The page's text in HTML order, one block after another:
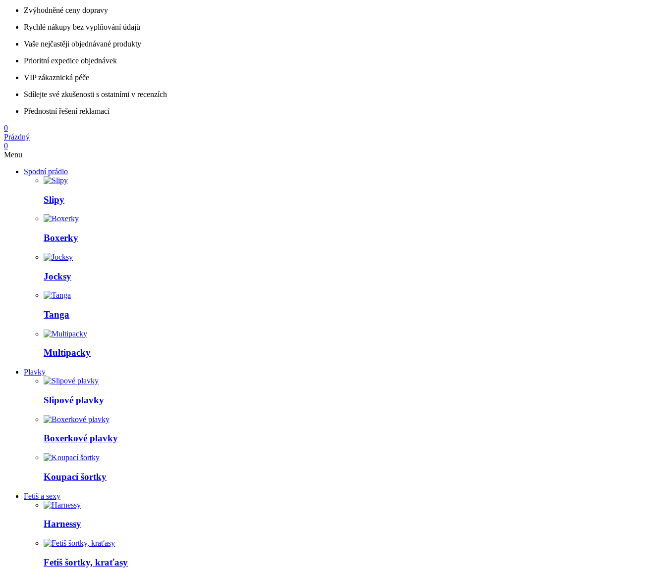
Zvýhodněné ceny dopravy
Rychlé nákupy bez vyplňování údajů
Vaše nejčastěji objednávané produkty
Prioritní expedice objednávek
VIP zákaznická péče
Sdílejte své zkušenosti s ostatními v recenzích
Přednostní řešení reklamací
0
Prázdný
0
Menu
Spodní prádlo
Slipy
Boxerky
Jocksy
Tanga
Multipacky
Plavky
Slipové plavky
Boxerkové plavky
Koupací šortky
Fetiš a sexy
Harnessy
Fetiš šortky, kraťasy